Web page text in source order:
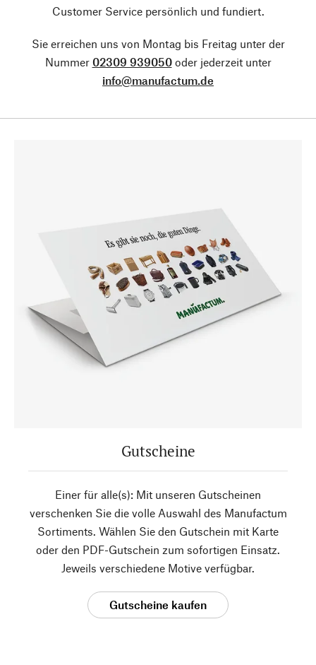
Customer Service persönlich und fundiert.
Sie erreichen uns von Montag bis Freitag unter der
Nummer 02309 939050oder jederzeit unter
info@manufactum.de
Gutscheine
Einer für alle(s): Mit unseren Gutscheinen
verschenken Sie die volle Auswahl des Manufactum
Sortiments. Wählen Sie den Gutschein mit Karte
oder den PDF-Gutschein zum sofortigen Einsatz.
Jeweils verschiedene Motive verfügbar.
Gutscheine kaufen